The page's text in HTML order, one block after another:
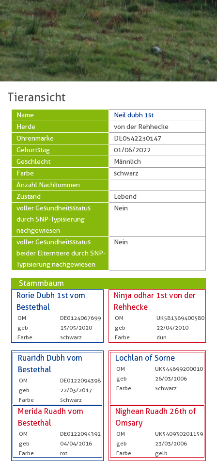
Tieransicht
Name
Neil dubh 1st
Herde
von der Rehhecke
Ohrenmarke
DE0542230147
Geburtstag
01/06/2022
Geschlecht
Männlich
Farbe
schwarz
Anzahl Nachkommen
Zustand
Lebend
voller Gesundheitsstatus
durch SNP-Typisierung
nachgewiesen
Nein
voller Gesundheitsstatus
beider Elterntiere durch SNP-
Typisierung nachgewiesen
Nein
Stammbaum
Rorie Dubh 1st vom
Bestethal
OM
DE0124067699
geb
15/05/2020
Farbe
schwarz
Ninja odhar 1st von der
Rehhecke
OM
UK581369400580
geb
22/04/2010
Farbe
dun
Ruaridh Dubh vom
Bestethal
OM
DE0122094398
geb
22/03/2017
Farbe
schwarz
Merida Ruadh vom
Bestethal
OM
DE0122094392
geb
04/04/2016
Farbe
rot
Lochlan of Sorne
OM
UK544699200010
geb
26/03/2006
Farbe
schwarz
Nighean Ruadh 26th of
Omsary
OM
UK540930201159
geb
23/03/2006
Farbe
gelb